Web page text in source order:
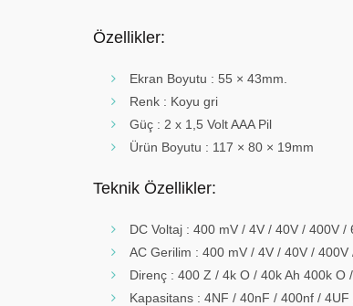
Özellikler:
Ekran Boyutu : 55 × 43mm.
Renk : Koyu gri
Güç : 2 x 1,5 Volt AAA Pil
Ürün Boyutu : 117 × 80 × 19mm
Teknik Özellikler:
DC Voltaj : 400 mV / 4V / 40V / 400V /
AC Gerilim : 400 mV / 4V / 40V /
Direnç : 400 Z / 4k O / 40k Ah 400k O
Kapasitans : 4NF / 40nF / 400nf /